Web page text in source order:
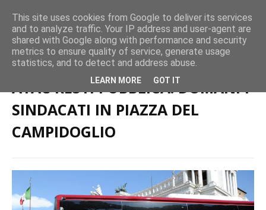
Home page TPL ATAC RESTI PUBBLICA! DOMANI I SINDACATI IN
PIAZZA DEL CAMPIDOGLIO
ATAC RESTI PUBBLICA! DOMANI I
SINDACATI IN PIAZZA DEL
CAMPIDOGLIO
This site uses cookies from Google to deliver its services
and to analyze traffic. Your IP address and user-agent are
shared with Google along with performance and security
metrics to ensure quality of service, generate usage
statistics, and to detect and address abuse.
LEARN MORE GOT IT